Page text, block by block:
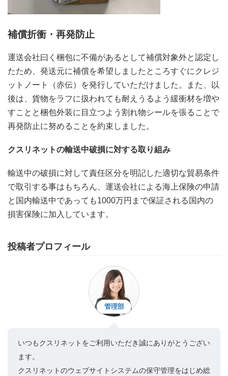
補償折衝・再発防止
運送会社曰く梱包に不備があるとして補償対象外と認定し
たため、発送元に補償を希望しましたところすぐにクレジ
ットノート（赤伝）を発行していただけました。また、以
後は、貨物をラフに扱われても耐えうるよう緩衝材を増や
すことと梱包外装に目立つよう割れ物シールを張ることで
再発防止に努めることを約束しました。
クスリネットの輸送中破損に対する取り組み
輸送中の破損に対して責任区分を明記した適切な貿易条件
で取引する事はもちろん、運送会社による海上保険の申請
と国内輸送中であっても1000万円まで保証される国内の
損害保険に加入しています。
投稿者プロフィール
管理部
いつもクスリネットをご利用いただき誠にありがとうござい
ます。
クスリネットのウェブサイトシステムの保守管理をはじめ総